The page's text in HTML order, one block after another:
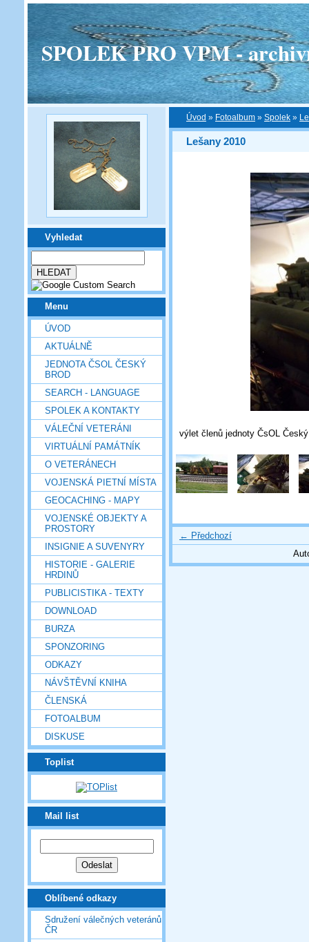
SPOLEK PRO VPM -
Vyhledat
Menu
ÚVOD
AKTUÁLNĚ
JEDNOTA ČSOL ČESKÝ
BROD
SEARCH - LANGUAGE
SPOLEK A KONTAKTY
VÁLEČNÍ VETERÁNI
VIRTUÁLNÍ PAMÁTNÍK
O VETERÁNECH
VOJENSKÁ PIETNÍ MÍSTA
GEOCACHING - MAPY
VOJENSKÉ OBJEKTY A
PROSTORY
INSIGNIE A SUVENYRY
HISTORIE - GALERIE
HRDINŮ
PUBLICISTIKA - TEXTY
DOWNLOAD
BURZA
SPONZORING
ODKAZY
NÁVŠTĚVNÍ KNIHA
ČLENSKÁ
FOTOALBUM
DISKUSE
Toplist
Mail list
Oblíbené odkazy
Sdružení válečných veteránů
ČR
Úvod » Fotoalbum » Spolek »
Lešany 2010
výlet členů jednoty ČsOL
← Předchozí